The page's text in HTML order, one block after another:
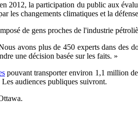
2012, la participation du public aux
les changements climatiques et la
de gens proches de l'industrie
avons plus de 450 experts dans
une décision basée sur les faits. »
pouvant transporter environ 1,1 million
audiences publiques suivront.